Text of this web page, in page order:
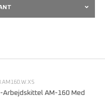
via
Arbejdskittel AM-160 Med